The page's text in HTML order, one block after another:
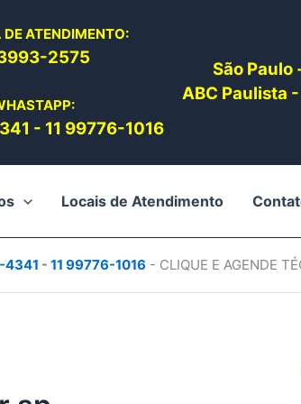
DE ATENDIMENTO:
2575
341 - 11 99776-1016
São Paulo
ABC Paulista
Locais de Atendimento
4341 - 11 99776-1016 - CLIQUE E AGENDE